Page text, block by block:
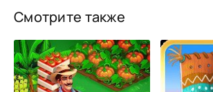
Смотрите также